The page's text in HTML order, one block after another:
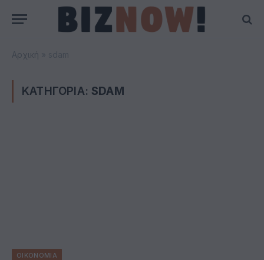
Αρχική
ΚΑΤΗΓΟΡΙΑ: SDAM
ΟΙΚΟΝΟΜΙΑ